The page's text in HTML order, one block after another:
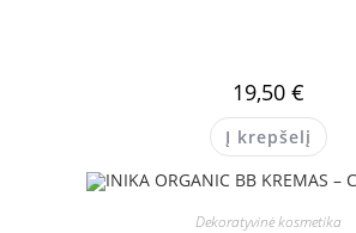
19,50 €
Į krepšelį
Dekoratyvinė kosmetika